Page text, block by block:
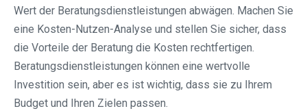
Wert der Beratungsdienstleistungen abwägen. Machen Sie
eine Kosten-Nutzen-Analyse und stellen Sie sicher, dass
die Vorteile der Beratung die Kosten rechtfertigen.
Beratungsdienstleistungen können eine wertvolle
Investition sein, aber es ist wichtig, dass sie zu Ihrem
Budget und Ihren Zielen passen.